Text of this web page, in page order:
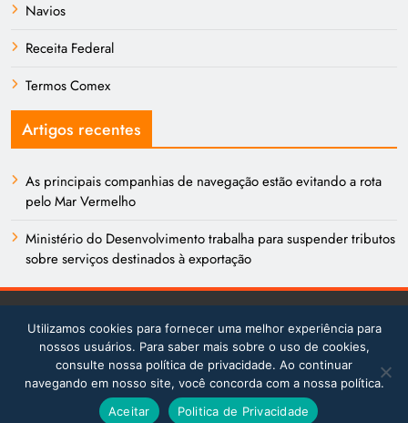
Navios
Receita Federal
Termos Comex
Artigos recentes
As principais companhias de navegação estão evitando a rota
pelo Mar Vermelho
Ministério do Desenvolvimento trabalha para suspender tributos
sobre serviços destinados à exportação
Academy Comex - A sua carga de conhecimento 2026 Powered
ByBlazeThemes.
Utilizamos cookies para fornecer uma melhor experiência para
nossos usuários. Para saber mais sobre o uso de cookies,
consulte nossa política de privacidade. Ao continuar
navegando em nosso site, você concorda com a nossa política.
Aceitar
Politica de Privacidade